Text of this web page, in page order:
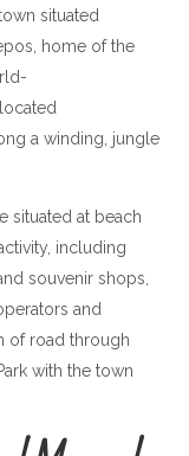
situated
home of the
a winding, jungle
situated at beach
including
souvenir shops,
and
of road through
with the town